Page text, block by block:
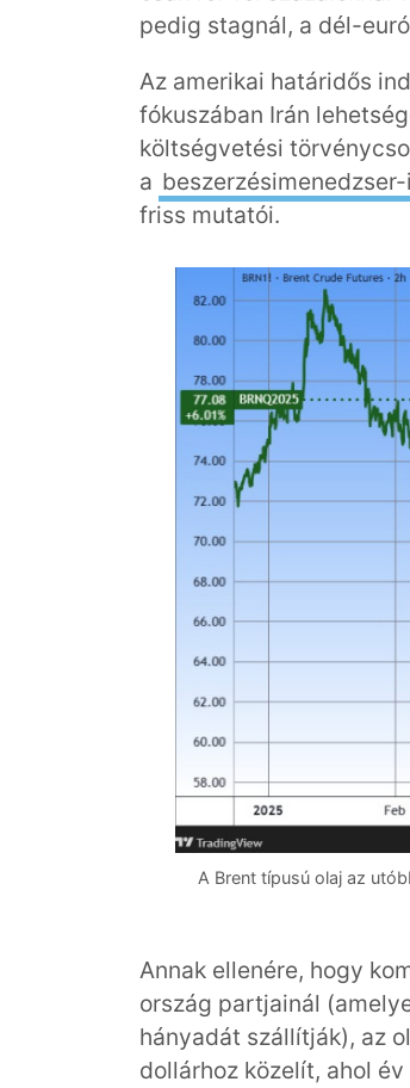
pedig stagnál, a dél-
Az amerikai határidős
fókuszában Irán
költségvetési
a
friss mutatói.
A Brent típusú olaj az
Annak ellenére, hogy
ország partjainál
hányadát szállítják), az
dollárhoz közelít, ahol év